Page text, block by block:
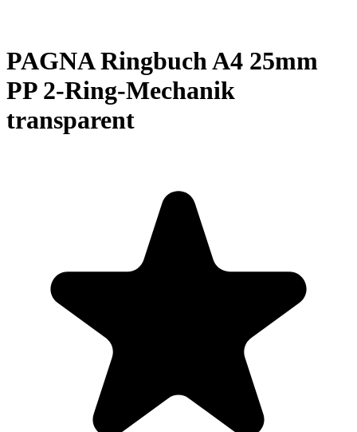
PAGNA Ringbuch A4 25mm
PP 2-Ring-Mechanik
transparent